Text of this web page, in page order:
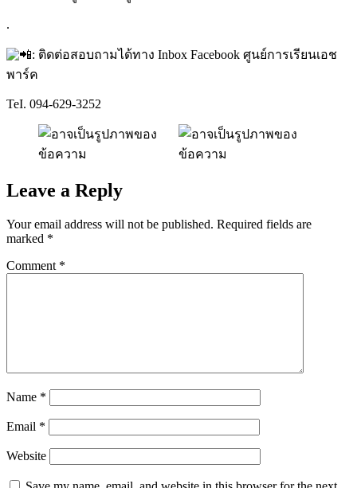
.
: ติดต่อสอบถามได้ทาง Inbox Facebook ศูนย์การเรียนเอช
พาร์ค
TeI. 094-629-3252
Leave a Reply
Your email address will not be published. Required fields are
marked *
Comment *
Name *
Email *
Website